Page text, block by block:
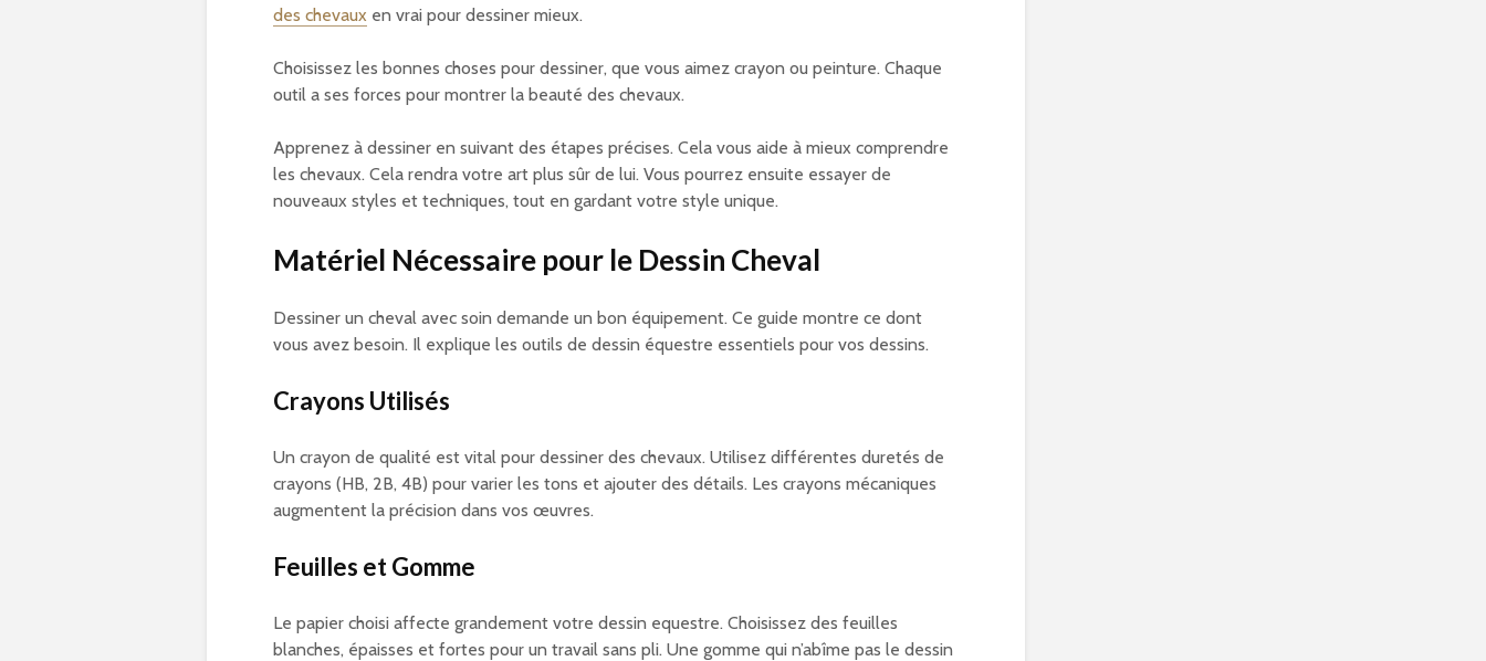
des chevaux en vrai pour dessiner mieux.
Choisissez les bonnes choses pour dessiner, que vous aimez crayon ou peinture. Chaque
outil a ses forces pour montrer la beauté des chevaux.
Apprenez à dessiner en suivant des étapes précises. Cela vous aide à mieux comprendre
les chevaux. Cela rendra votre art plus sûr de lui. Vous pourrez ensuite essayer de
nouveaux styles et techniques, tout en gardant votre style unique.
Matériel Nécessaire pour le Dessin Cheval
Dessiner un cheval avec soin demande un bon équipement. Ce guide montre ce dont
vous avez besoin. Il explique les outils de dessin équestre essentiels pour vos dessins.
Crayons Utilisés
Un crayon de qualité est vital pour dessiner des chevaux. Utilisez différentes duretés de
crayons (HB, 2B, 4B) pour varier les tons et ajouter des détails. Les crayons mécaniques
augmentent la précision dans vos œuvres.
Feuilles et Gomme
Le papier choisi affecte grandement votre dessin equestre. Choisissez des feuilles
blanches, épaisses et fortes pour un travail sans pli. Une gomme qui n’abîme pas le dessin